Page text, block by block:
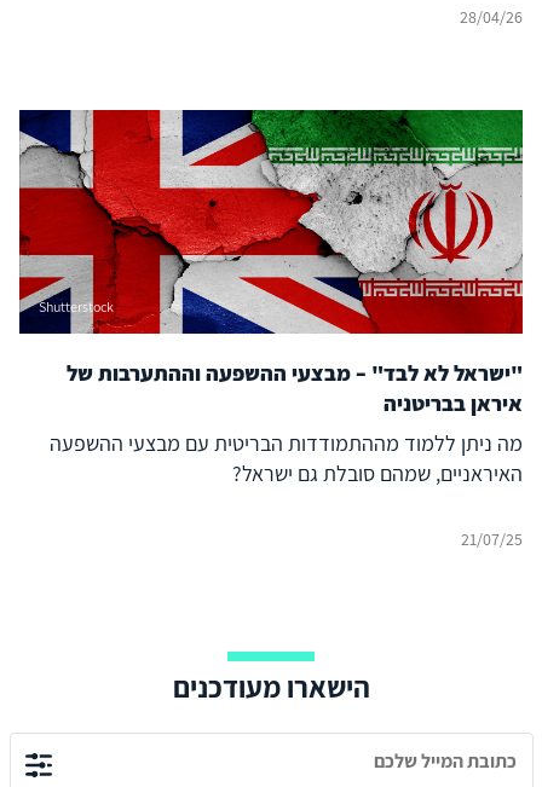
28/04/26
Shutterstock
"ישראל לא לבד" – מבצעי ההשפעה וההתערבות של
איראן בבריטניה
מה ניתן ללמוד מההתמודדות הבריטית עם מבצעי ההשפעה
האיראניים, שמהם סובלת גם ישראל?
21/07/25
הישארו מעודכנים